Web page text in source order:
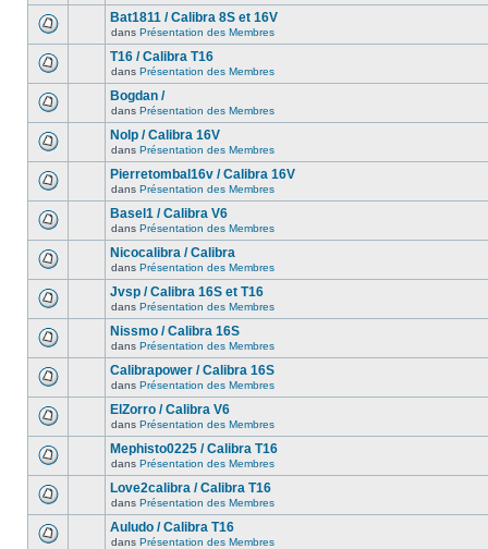
Bat1811 / Calibra 8S et 16V
dans Présentation des Membres
T16 / Calibra T16
dans Présentation des Membres
Bogdan /
dans Présentation des Membres
Nolp / Calibra 16V
dans Présentation des Membres
Pierretombal16v / Calibra 16V
dans Présentation des Membres
Basel1 / Calibra V6
dans Présentation des Membres
Nicocalibra / Calibra
dans Présentation des Membres
Jvsp / Calibra 16S et T16
dans Présentation des Membres
Nissmo / Calibra 16S
dans Présentation des Membres
Calibrapower / Calibra 16S
dans Présentation des Membres
ElZorro / Calibra V6
dans Présentation des Membres
Mephisto0225 / Calibra T16
dans Présentation des Membres
Love2calibra / Calibra T16
dans Présentation des Membres
Auludo / Calibra T16
dans Présentation des Membres